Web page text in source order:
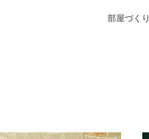
部屋づくり